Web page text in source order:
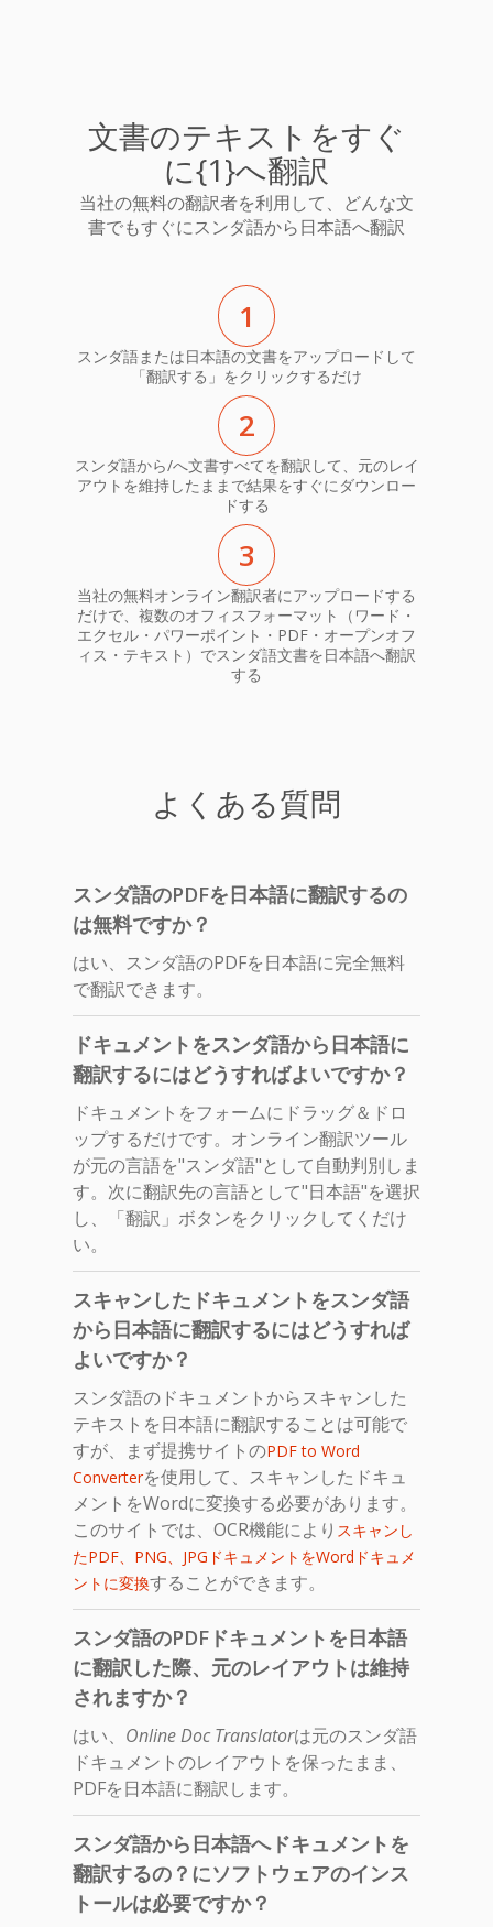
文書のテキストをすぐ
に{1}へ翻訳
当社の無料の翻訳者を利用して、どんな文
書でもすぐにスンダ語から日本語へ翻訳
1
スンダ語または日本語の文書をアップロードして
「翻訳する」をクリックするだけ
2
スンダ語から/へ文書すべてを翻訳して、元のレイ
アウトを維持したままで結果をすぐにダウンロー
ドする
3
当社の無料オンライン翻訳者にアップロードする
だけで、複数のオフィスフォーマット（ワード・
エクセル・パワーポイント・PDF・オープンオフ
ィス・テキスト）でスンダ語文書を日本語へ翻訳
する
よくある質問
スンダ語のPDFを日本語に翻訳するの
は無料ですか？
はい、スンダ語のPDFを日本語に完全無料
で翻訳できます。
ドキュメントをスンダ語から日本語に
翻訳するにはどうすればよいですか？
ドキュメントをフォームにドラッグ＆ドロ
ップするだけです。オンライン翻訳ツール
が元の言語を"スンダ語"として自動判別しま
す。次に翻訳先の言語として"日本語"を選択
し、「翻訳」ボタンをクリックしてくだけ
い。
スキャンしたドキュメントをスンダ語
から日本語に翻訳するにはどうすれば
よいですか？
スンダ語のドキュメントからスキャンした
テキストを日本語に翻訳することは可能で
すが、まず提携サイトのPDF to Word
Converterを使用して、スキャンしたドキュ
メントをWordに変換する必要があります。
このサイトでは、OCR機能により スキャンし
たPDF、PNG、JPGドキュメントをWordドキュメ
ントに変換することができます。
スンダ語のPDFドキュメントを日本語
に翻訳した際、元のレイアウトは維持
されますか？
はい、 Online Doc Translatorは元のスンダ語
ドキュメントのレイアウトを保ったまま、
PDFを日本語に翻訳します。
スンダ語から日本語へドキュメントを
翻訳するの？にソフトウェアのインス
トールは必要ですか？